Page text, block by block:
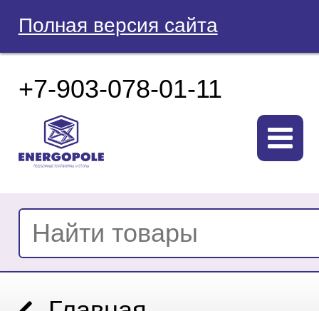
Полная версия сайта
+7-903-078-01-11